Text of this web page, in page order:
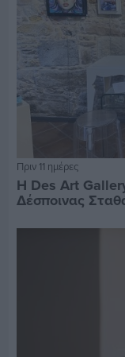
Πριν 11 ημέρες
Η Des Art
Δέσποινας